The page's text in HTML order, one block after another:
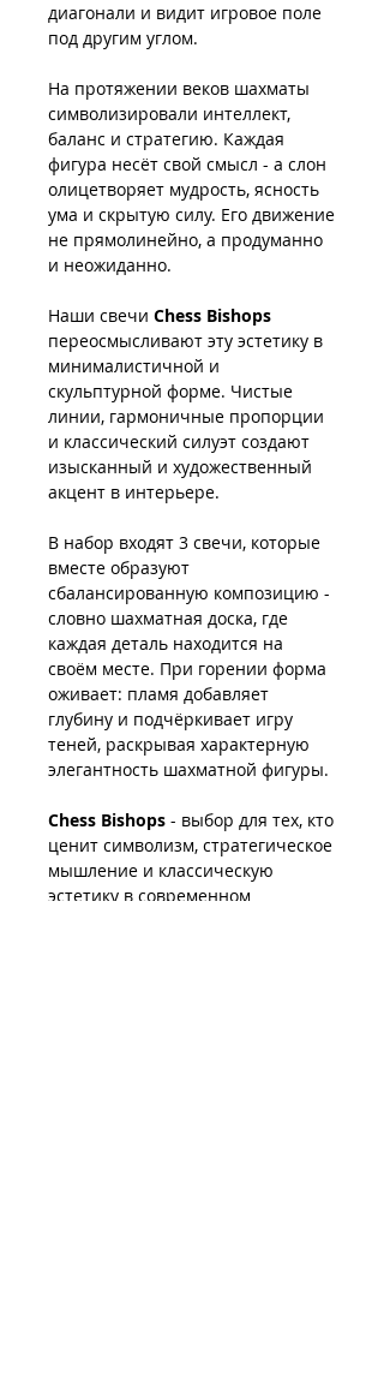
диагонали и видит игровое поле
под другим углом.
На протяжении веков шахматы
символизировали интеллект,
баланс и стратегию. Каждая
фигура несёт свой смысл - а слон
олицетворяет мудрость, ясность
ума и скрытую силу. Его движение
не прямолинейно, а продуманно
и неожиданно.
Наши свечи Chess Bishops
переосмысливают эту эстетику в
минималистичной и
скульптурной форме. Чистые
линии, гармоничные пропорции
и классический силуэт создают
изысканный и художественный
акцент в интерьере.
В набор входят 3 свечи, которые
вместе образуют
сбалансированную композицию -
словно шахматная доска, где
каждая деталь находится на
своём месте. При горении форма
оживает: пламя добавляет
глубину и подчёркивает игру
теней, раскрывая характерную
элегантность шахматной фигуры.
Chess Bishops - выбор для тех, кто
ценит символизм, стратегическое
мышление и классическую
эстетику в современном